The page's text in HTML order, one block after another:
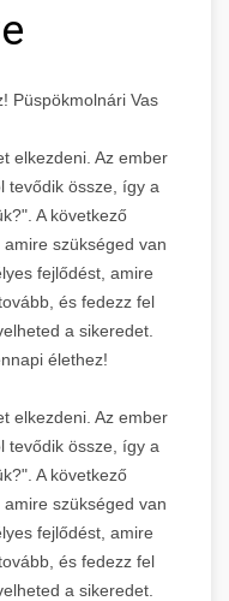
Püspökmolnári Vas
elkezdeni. Az ember
tevődik össze, így a
A következő
szükséged van
fejlődést, amire
és fedezz fel
a sikeredet.
élethez!
elkezdeni. Az ember
tevődik össze, így a
A következő
szükséged van
fejlődést, amire
és fedezz fel
a sikeredet.